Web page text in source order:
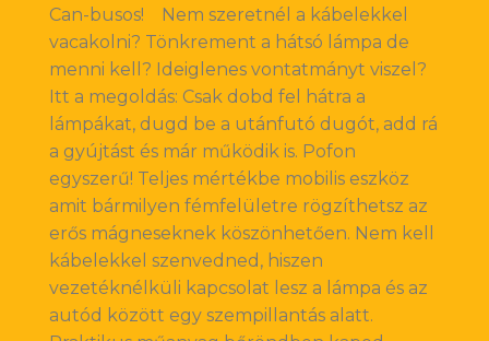
Can-busos! Nem szeretnél a kábelekkel
vacakolni? Tönkrement a hátsó lámpa de
menni kell? Ideiglenes vontatmányt viszel?
Itt a megoldás: Csak dobd fel hátra a
lámpákat, dugd be a utánfutó dugót, add rá
a gyújtást és már működik is. Pofon
egyszerű! Teljes mértékbe mobilis eszköz
amit bármilyen fémfelületre rögzíthetsz az
erős mágneseknek köszönhetően. Nem kell
kábelekkel szenvedned, hiszen
vezetéknélküli kapcsolat lesz a lámpa és az
autód között egy szempillantás alatt.